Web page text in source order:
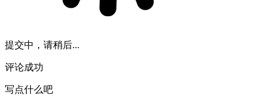
提交中，请稍后...
评论成功
写点什么吧